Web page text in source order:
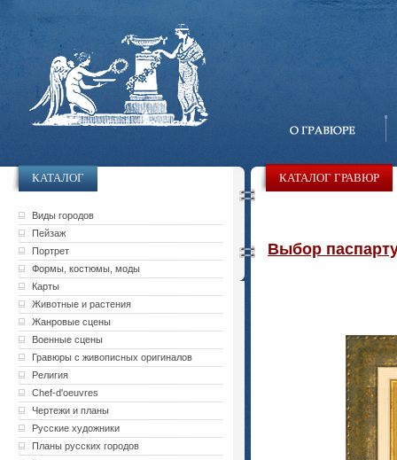
КАТАЛОГ
Виды городов
Пейзаж
Портрет
Формы, костюмы, моды
Карты
Животные и растения
Жанровые сцены
Военные сцены
Гравюры с живописных оригиналов
Религия
Chef-d'oeuvres
Чертежи и планы
Русские художники
Планы русских городов
КАТАЛОГ ГРАВЮР
Выбор